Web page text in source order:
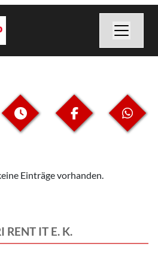
Einträge vorhanden.
RENT IT E. K.